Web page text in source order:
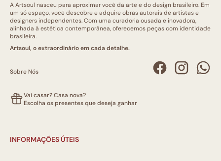
A Artsoul nasceu para aproximar você da arte e do design brasileiro. Em
um só espaço, você descobre e adquire obras autorais de artistas e
designers independentes. Com uma curadoria ousada e inovadora,
alinhada à estética contemporânea, oferecemos peças com identidade
brasileira.
Artsoul, o extraordinário em cada detalhe.
Sobre Nós
Vai casar? Casa nova?
Escolha os presentes que deseja ganhar
INFORMAÇÕES ÚTEIS